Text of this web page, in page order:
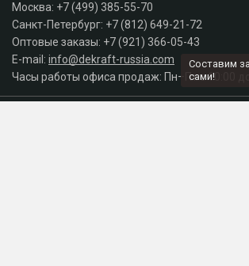
Москва: +7 (499) 385-55-70
Санкт-Петербург: +7 (812) 649-21-72
Оптовые заказы: +7 (921) 366-05-43
E-mail: info@dekraft-russia.com
Часы работы офиса продаж: Пн–Пт с 10:00 до
Составим
сами!